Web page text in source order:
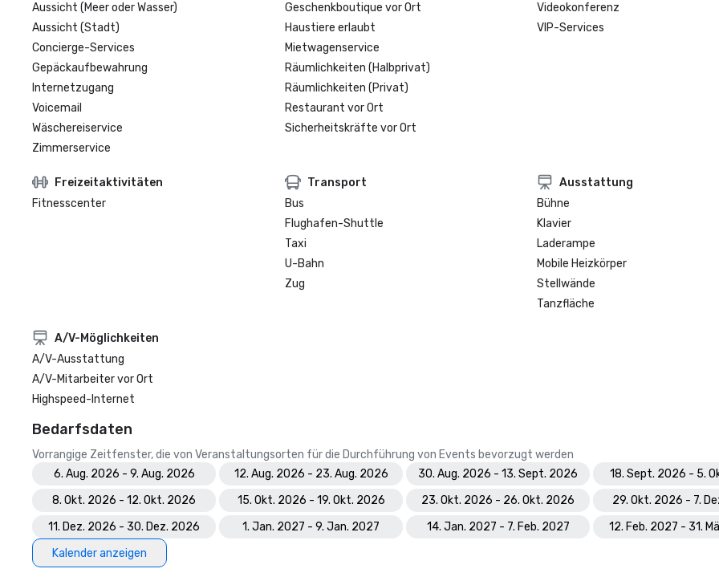
Aussicht (Meer oder Wasser)
Aussicht (Stadt)
Concierge-Services
Gepäckaufbewahrung
Internetzugang
Voicemail
Wäschereiservice
Zimmerservice
Geschenkboutique vor Ort
Haustiere erlaubt
Mietwagenservice
Räumlichkeiten (Halbprivat)
Räumlichkeiten (Privat)
Restaurant vor Ort
Sicherheitskräfte vor Ort
Videokonferenz
VIP-Services
Freizeitaktivitäten
Fitnesscenter
Transport
Bus
Flughafen-Shuttle
Taxi
U-Bahn
Zug
Ausstattung
Bühne
Klavier
Laderampe
Mobile Heizkörper
Stellwände
Tanzfläche
A/V-Möglichkeiten
A/V-Ausstattung
A/V-Mitarbeiter vor Ort
Highspeed-Internet
Bedarfsdaten
Vorrangige Zeitfenster, die von Veranstaltungsorten für die Durchführung von Events bevorzugt werden
6. Aug. 2026 - 9. Aug. 2026
12. Aug. 2026 - 23. Aug. 2026 30. Aug. 2026 - 13. Sept. 2026
18. Sept. 2026 - 5.
8. Okt. 2026 - 12. Okt. 2026
15. Okt. 2026 - 19. Okt. 2026 23. Okt. 2026 - 26. Okt. 2026
29. Okt. 2026 - 7.
11. Dez. 2026 - 30. Dez. 2026
1. Jan. 2027 - 9. Jan. 2027 14. Jan. 2027 - 7. Feb. 2027
12. Feb. 2027 - 31.
Kalender anzeigen